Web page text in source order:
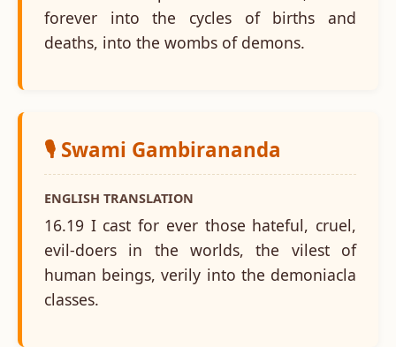
forever into the cycles of births and
deaths, into the wombs of demons.
🎙️ Swami Gambirananda
ENGLISH TRANSLATION
16.19 I cast for ever those hateful, cruel,
evil-doers in the worlds, the vilest of
human beings, verily into the demoniacla
classes.